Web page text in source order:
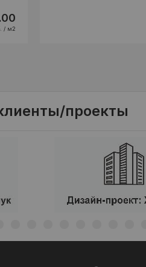
/ м2
проекты